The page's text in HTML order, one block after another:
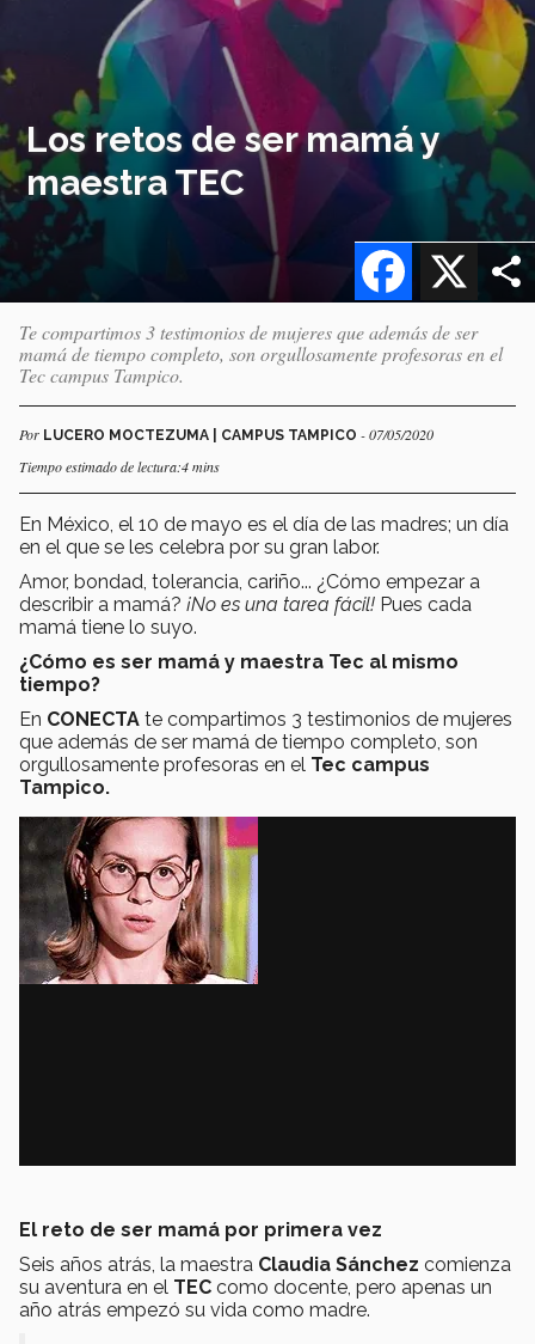
Los retos de ser mamá y
maestra TEC
X
Facebook
Te compartimos 3 testimonios de mujeres que además de ser
mamá de tiempo completo, son orgullosamente profesoras en el
Tec campus Tampico.
Por LUCERO MOCTEZUMA | CAMPUS TAMPICO - 07/05/2020
Tiempo estimado de lectura:4 mins
En México, el 10 de mayo es el día de las madres; un día
en el que se les celebra por su gran labor.
Amor, bondad, tolerancia, cariño... ¿Cómo empezar a
describir a mamá? ¡No es una tarea fácil! Pues cada
mamá tiene lo suyo.
¿Cómo es ser mamá y maestra Tec al mismo
tiempo?
En CONECTA te compartimos 3 testimonios de mujeres
que además de ser mamá de tiempo completo, son
orgullosamente profesoras en el Tec campus
Tampico.
El reto de ser mamá por primera vez
Seis años atrás, la maestra Claudia Sánchez comienza
su aventura en el TEC como docente, pero apenas un
año atrás empezó su vida como madre.